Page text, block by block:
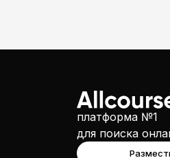
платформа №1
для поиска